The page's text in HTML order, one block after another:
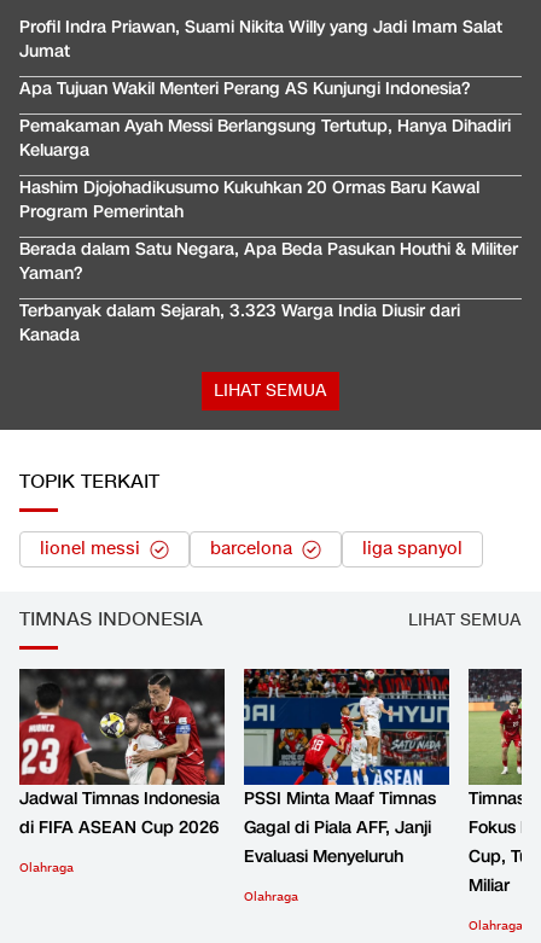
Profil Indra Priawan, Suami Nikita Willy yang Jadi Imam Salat
Jumat
Apa Tujuan Wakil Menteri Perang AS Kunjungi Indonesia?
Pemakaman Ayah Messi Berlangsung Tertutup, Hanya Dihadiri
Keluarga
Hashim Djojohadikusumo Kukuhkan 20 Ormas Baru Kawal
Program Pemerintah
Berada dalam Satu Negara, Apa Beda Pasukan Houthi & Militer
Yaman?
Terbanyak dalam Sejarah, 3.323 Warga India Diusir dari
Kanada
LIHAT SEMUA
TOPIK TERKAIT
lionel messi barcelona liga spanyol
TIMNAS INDONESIA LIHAT SEMUA
Jadwal Timnas Indonesia
di FIFA ASEAN Cup 2026
Olahraga
PSSI Minta Maaf Timnas
Gagal di Piala AFF, Janji
Evaluasi Menyeluruh
Olahraga
Timnas
Fokus
Cup,
Miliar
Olahraga